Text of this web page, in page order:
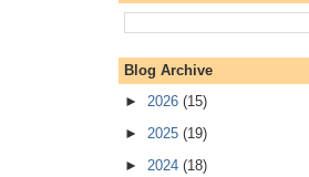
Blog Archive
► 2026 (15)
► 2025 (19)
► 2024 (18)